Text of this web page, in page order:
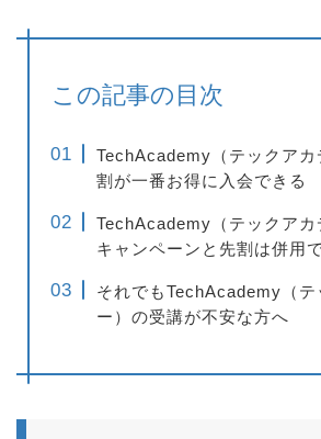
この記事の目次
TechAcademy（テックアカ
割が一番お得に入会できる
TechAcademy（テックアカ
キャンペーンと先割は併用
それでもTechAcademy（テ
ー）の受講が不安な方へ